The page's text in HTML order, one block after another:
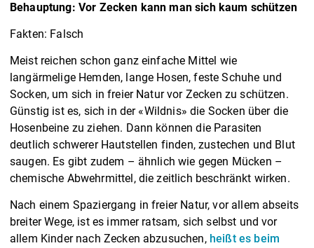
Behauptung: Vor Zecken kann man sich kaum schützen
Fakten: Falsch
Meist reichen schon ganz einfache Mittel wie
langärmelige Hemden, lange Hosen, feste Schuhe und
Socken, um sich in freier Natur vor Zecken zu schützen.
Günstig ist es, sich in der «Wildnis» die Socken über die
Hosenbeine zu ziehen. Dann können die Parasiten
deutlich schwerer Hautstellen finden, zustechen und Blut
saugen. Es gibt zudem – ähnlich wie gegen Mücken –
chemische Abwehrmittel, die zeitlich beschränkt wirken.
Nach einem Spaziergang in freier Natur, vor allem abseits
breiter Wege, ist es immer ratsam, sich selbst und vor
allem Kinder nach Zecken abzusuchen, heißt es beim